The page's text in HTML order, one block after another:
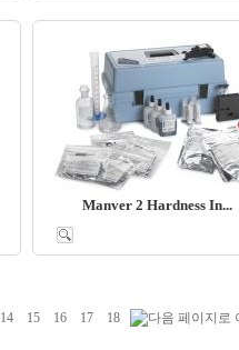
Manver 2 Hardness In...
15 16 17 18